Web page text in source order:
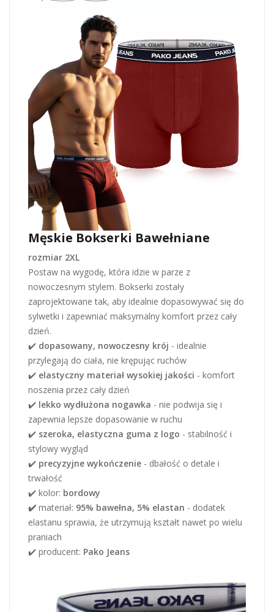
Męskie Bokserki Bawełniane
rozmiar 2XL
Postaw na wygodę, która idzie w parze z
nowoczesnym stylem. Bokserki zostały
zaprojektowane tak, aby idealnie dopasowywać się do
sylwetki i zapewniać maksymalny komfort przez cały
dzień.
✔️ dopasowany, nowoczesny krój - idealnie
przylegają do ciała, nie krępując ruchów
✔️ elastyczny materiał wysokiej jakości - komfort
noszenia przez cały dzień
✔️ lekko wydłużona nogawka - nie podwija się i
zapewnia lepsze dopasowanie w ruchu
✔️ szeroka, elastyczna guma z logo - stabilność i
stylowy wygląd
✔️ precyzyjne wykończenie - dbałość o detale i
trwałość
✔️ kolor: bordowy
✔️ materiał: 95% bawełna, 5% elastan - dodatek
elastanu sprawia, że utrzymują kształt nawet po wielu
praniach
✔️ producent: Pako Jeans